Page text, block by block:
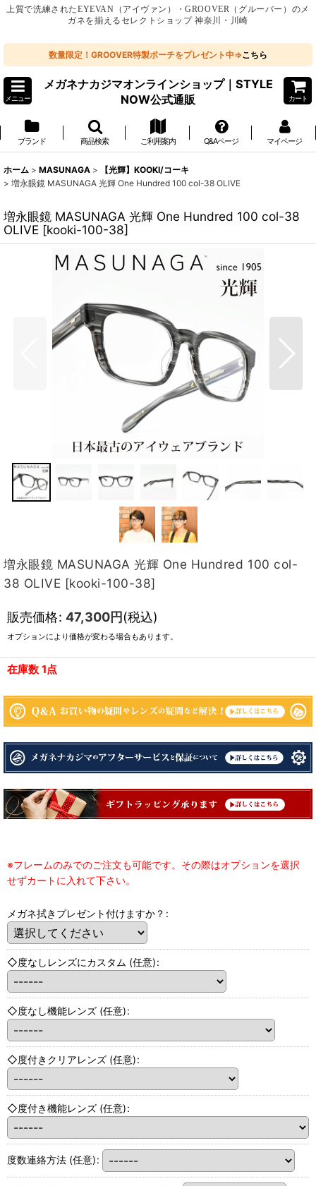
上質で洗練されたEYEVAN（アイヴァン）・GROOVER（グルーバー）のメ
ガネを揃えるセレクトショップ 神奈川・川崎
数量限定！GROOVER特製ポーチをプレゼント中⇒こちら
メニュー
メガネナカジマオンラインショップ｜STYLE
NOW公式通販
カート
ブランド 商品検索 ご利用案内 Q&Aページ マイページ
ホーム > MASUNAGA >
【光輝】KOOKI/コーキ
> 増永眼鏡 MASUNAGA 光輝 One Hundred 100 col-38 OLIVE
増永眼鏡 MASUNAGA 光輝 One Hundred 100 col-38
OLIVE [kooki-100-38]
増永眼鏡 MASUNAGA 光輝 One Hundred 100 col-
38 OLIVE [kooki-100-38]
販売価格: 47,300円(税込)
オプションにより価格が変わる場合もあります。
在庫数 1点
※フレームのみでのご注文も可能です。その際はオプションを選択
せずカートに入れて下さい。
メガネ拭きプレゼント付けますか？ :
◇度なしレンズにカスタム (任意):
◇度なし機能レンズ (任意):
◇度付きクリアレンズ (任意):
◇度付き機能レンズ (任意):
度数連絡方法 (任意):